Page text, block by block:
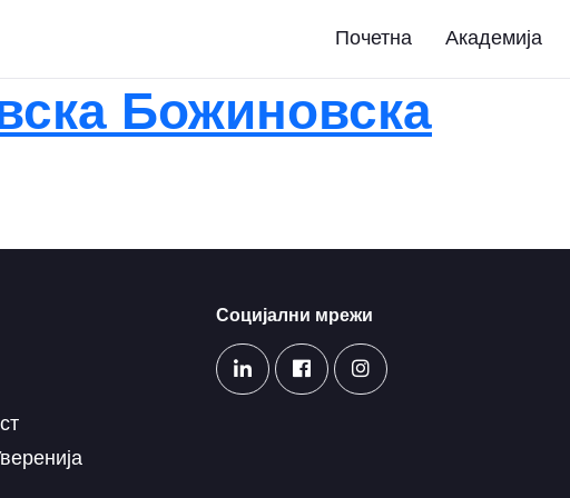
Почетна Академија
Божиновска
Социјални мрежи